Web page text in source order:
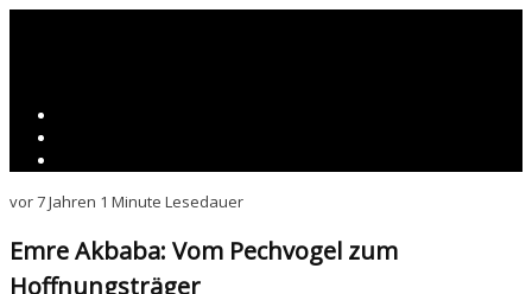
vor 7 Jahren 1 Minute Lesedauer
Emre Akbaba: Vom Pechvogel zum
Hoffnungsträger